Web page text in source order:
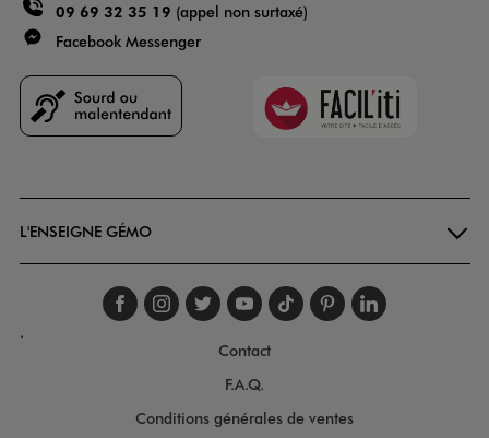
09 69 32 35 19 (appel non surtaxé)
Facebook Messenger
Faciliti
L'ENSEIGNE GÉMO
Suivez-nous sur
Suivez-nous sur
Suivez-nous sur
Suivez-nous
Suivez-nous
Suivez-
.
Contact
F.A.Q.
Conditions générales de ventes